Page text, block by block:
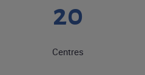
20
Centres